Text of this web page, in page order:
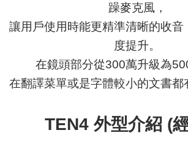
躁麥克風，
讓用戶使用時能更精準清晰的收音
度提升。
在鏡頭部分從300萬升級為
在翻譯菜單或是字體較小的文書都
TEN4 外型介紹 (